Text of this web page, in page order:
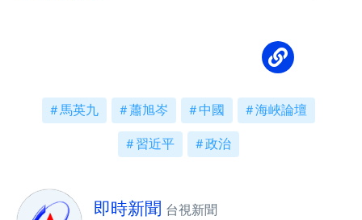
馬英九 蕭旭岑 中國 海峽論壇
習近平 政治
即時新聞 台視新聞